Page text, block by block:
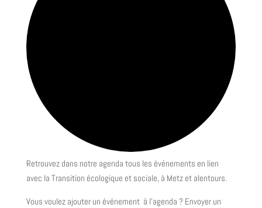
Retrouvez dans notre agenda tous les événements en lien
avec la Transition écologique et sociale, à Metz et alentours.
Vous voulez ajouter un événement à l’agenda ? Envoyer un